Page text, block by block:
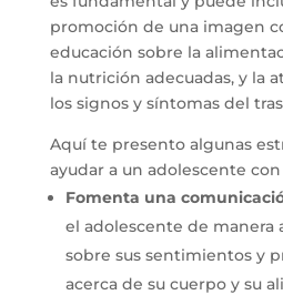
promoción de una imagen
educación sobre la
la nutrición adecuadas, y la
los signos y síntomas del
Aquí te presento algunas
ayudar a un adolescente
Fomenta una
el adolescente de manera
sobre sus sentimientos y
acerca de su cuerpo y su